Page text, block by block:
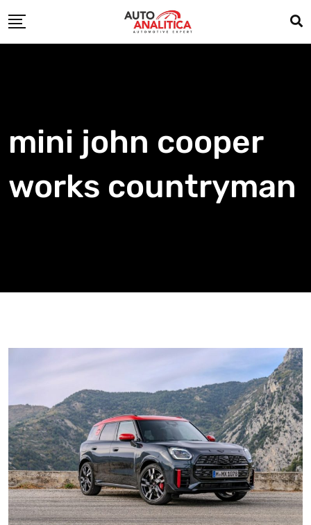
to
mini john cooper
works countryman
Agente Inteligente
Estoy aquí para encontrar lo que necesitas. ¿Qué estás
buscando? "Este asistente con IA (OpenAI) ofrece
información referencial que puede contener errores.
Asistente con IA en desarrollo. Autoanalítica optimiza
diariamente su exactitud."